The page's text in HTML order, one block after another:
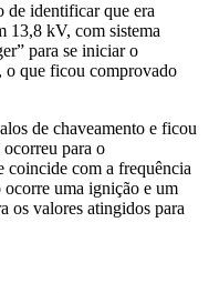
de identificar que era
13,8 kV, com sistema
para se iniciar o
o que ficou comprovado
de chaveamento e ficou
ocorreu para o
coincide com a frequência
uma ignição e um
os valores atingidos para